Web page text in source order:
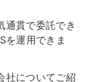
通貫で委託でき
を運用できま
社についてご紹